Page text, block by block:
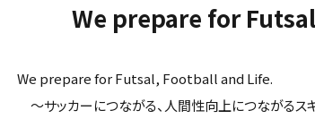
We prepare for
We prepare for Futsal, Football and Life.
～サッカーにつながる、人間性向上につながるス